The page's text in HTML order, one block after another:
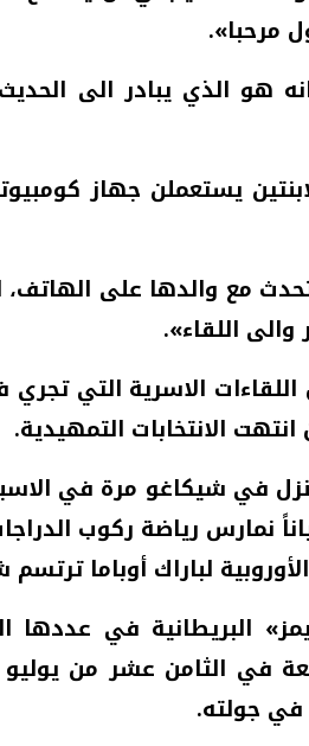
مرحبا».
هو الذي يبادر الى
يستعملن جهاز
مع والدها على
اللقاء».
الاسرية التي تجري
الانتخابات التمهيدية.
في شيكاغو مرة في
نمارس رياضة ركوب
لباراك أوباما
البريطانية في عددها
في الثامن عشر من يوليو
جولته.